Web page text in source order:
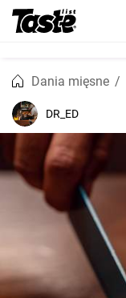
Dania mięsne
DR_ED